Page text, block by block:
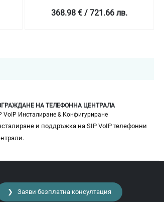
€ / 721.66 лв. 298.99 € /
НА ТЕЛЕФОННА ЦЕНТРАЛА
VoIP Инсталиране & Конфигуриране
и поддръжка на SIP VoIP телефонни
❯ Заяви безплатна консултация